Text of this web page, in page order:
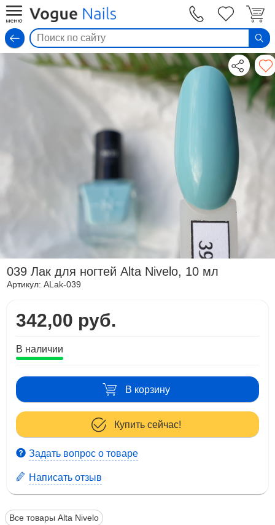
039 Лак для ногтей Alta Nivelo, 10 мл
Артикул:ALak-039
342,00 руб.
В наличии
В корзину
Купить сейчас!
Задать вопрос о товаре
Написать отзыв
Все товары Alta Nivelo